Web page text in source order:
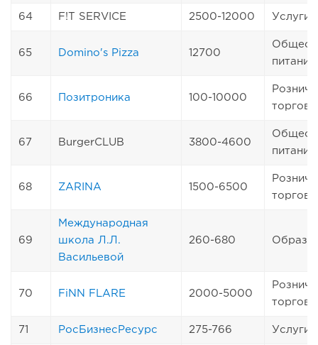
64 F!T SERVICE 2500-12000 Услуги
65 Domino's Pizza 12700
питание
66 Позитроника 100-10000
67 BurgerCLUB 3800-4600
питание
68 ZARINA 1500-6500
69
Международная
школа Л.Л.
Васильевой
260-680
70 FiNN FLARE 2000-5000
71 РосБизнесРесурс 275-766 Услуги